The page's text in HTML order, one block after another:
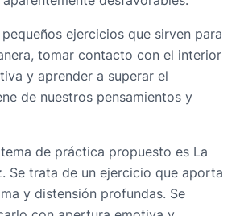
ejercicios que sirven para
tomar contacto con el interior
y aprender a superar el
de nuestros pensamientos y
de práctica propuesto es La
Se trata de un ejercicio que aporta
y distensión profundas. Se